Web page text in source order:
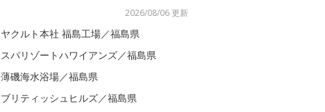
2026/08/06 更新
ヤクルト本社 福島工場／福島県
スパリゾートハワイアンズ／福島県
薄磯海水浴場／福島県
ブリティッシュヒルズ／福島県